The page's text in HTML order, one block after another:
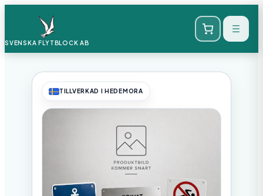
SVENSKA FLYTBLOCK AB
TILLVERKAD I HEDEMORA